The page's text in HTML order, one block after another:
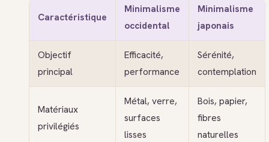
Caractéristique
Minimalisme
occidental
Minimalisme
japonais
Objectif
principal
Efficacité,
performance
Sérénité,
contemplation
Matériaux
privilégiés
Métal, verre,
surfaces
lisses
Bois, papier,
fibres
naturelles